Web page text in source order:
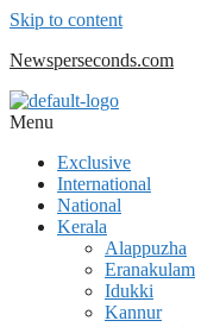
Skip to content
Newsperseconds.com
Menu
Exclusive
International
National
Kerala
Alappuzha
Eranakulam
Idukki
Kannur